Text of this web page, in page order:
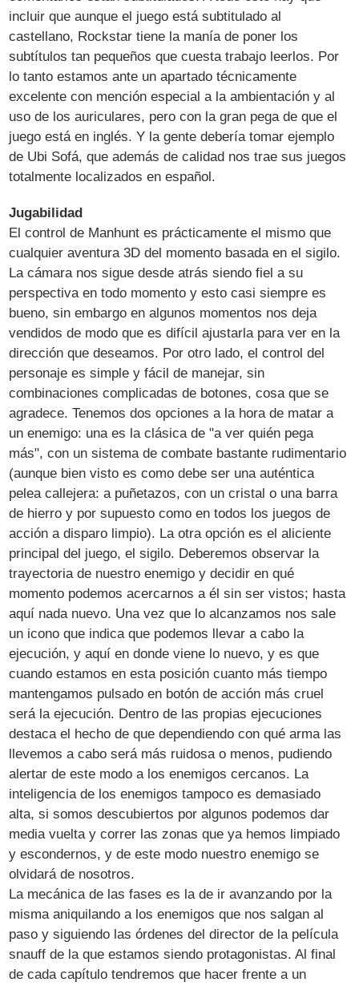
incluir que aunque el juego está subtitulado al
castellano, Rockstar tiene la manía de poner los
subtítulos tan pequeños que cuesta trabajo leerlos. Por
lo tanto estamos ante un apartado técnicamente
excelente con mención especial a la ambientación y al
uso de los auriculares, pero con la gran pega de que el
juego está en inglés. Y la gente debería tomar ejemplo
de Ubi Sofá, que además de calidad nos trae sus juegos
totalmente localizados en español.
Jugabilidad
El control de Manhunt es prácticamente el mismo que
cualquier aventura 3D del momento basada en el sigilo.
La cámara nos sigue desde atrás siendo fiel a su
perspectiva en todo momento y esto casi siempre es
bueno, sin embargo en algunos momentos nos deja
vendidos de modo que es difícil ajustarla para ver en la
dirección que deseamos. Por otro lado, el control del
personaje es simple y fácil de manejar, sin
combinaciones complicadas de botones, cosa que se
agradece. Tenemos dos opciones a la hora de matar a
un enemigo: una es la clásica de "a ver quién pega
más", con un sistema de combate bastante rudimentario
(aunque bien visto es como debe ser una auténtica
pelea callejera: a puñetazos, con un cristal o una barra
de hierro y por supuesto como en todos los juegos de
acción a disparo limpio). La otra opción es el aliciente
principal del juego, el sigilo. Deberemos observar la
trayectoria de nuestro enemigo y decidir en qué
momento podemos acercarnos a él sin ser vistos; hasta
aquí nada nuevo. Una vez que lo alcanzamos nos sale
un icono que indica que podemos llevar a cabo la
ejecución, y aquí en donde viene lo nuevo, y es que
cuando estamos en esta posición cuanto más tiempo
mantengamos pulsado en botón de acción más cruel
será la ejecución. Dentro de las propias ejecuciones
destaca el hecho de que dependiendo con qué arma las
llevemos a cabo será más ruidosa o menos, pudiendo
alertar de este modo a los enemigos cercanos. La
inteligencia de los enemigos tampoco es demasiado
alta, si somos descubiertos por algunos podemos dar
media vuelta y correr las zonas que ya hemos limpiado
y escondernos, y de este modo nuestro enemigo se
olvidará de nosotros.
La mecánica de las fases es la de ir avanzando por la
misma aniquilando a los enemigos que nos salgan al
paso y siguiendo las órdenes del director de la película
snauff de la que estamos siendo protagonistas. Al final
de cada capítulo tendremos que hacer frente a un